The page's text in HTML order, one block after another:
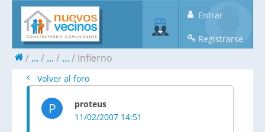
Entrar
Registrarse
... ... ... Infierno
Volver al foro
P
proteus
11/02/2007 14:51